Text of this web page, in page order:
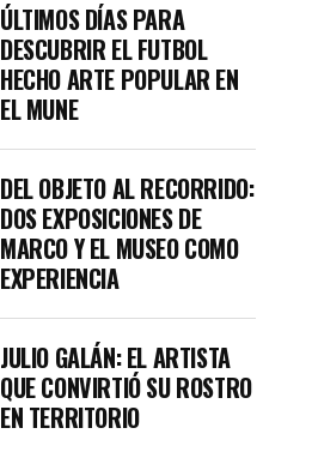
ÚLTIMOS DÍAS PARA
DESCUBRIR EL FUTBOL
HECHO ARTE POPULAR EN
EL MUNE
DEL OBJETO AL RECORRIDO:
DOS EXPOSICIONES DE
MARCO Y EL MUSEO COMO
EXPERIENCIA
JULIO GALÁN: EL ARTISTA
QUE CONVIRTIÓ SU ROSTRO
EN TERRITORIO